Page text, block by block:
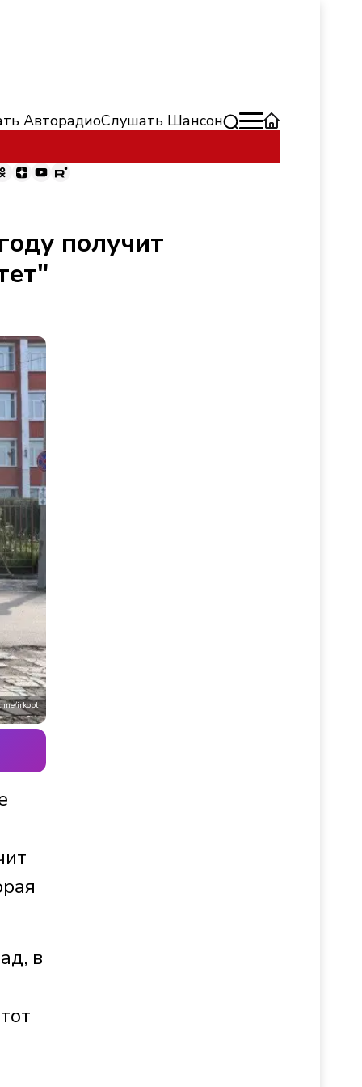
АвторадиоСлушать Шансон
получит
irkobl
в